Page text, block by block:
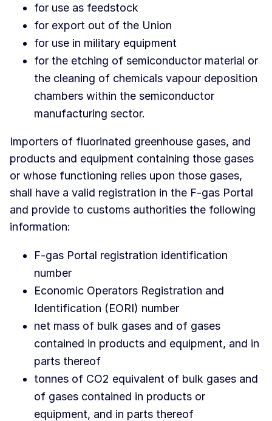
for use as feedstock
for export out of the Union
for use in military equipment
for the etching of semiconductor material or
the cleaning of chemicals vapour deposition
chambers within the semiconductor
manufacturing sector.
Importers of fluorinated greenhouse gases, and
products and equipment containing those gases
or whose functioning relies upon those gases,
shall have a valid registration in the F-gas Portal
and provide to customs authorities the following
information:
F-gas Portal registration identification
number
Economic Operators Registration and
Identification (EORI) number
net mass of bulk gases and of gases
contained in products and equipment, and in
parts thereof
tonnes of CO2 equivalent of bulk gases and
of gases contained in products or
equipment, and in parts thereof